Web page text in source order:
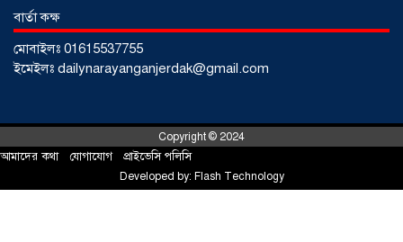
আড়াইহাজারে জেলেদের জালে উঠে এলো
বার্তা কক্ষ
মোবাইলঃ 01615537755
ইমেইলঃ dailynarayanganjerdak@gmail.com
Copyright © 2024
আমাদের কথা যোগাযোগ প্রাইভেসি পলিসি
Developed by: Flash Technology